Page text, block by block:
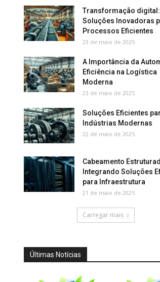
Transformação digital:
Soluções Inovadoras
Processos Eficientes
23 de maio de 2025
A Importância da
Eficiência na Logística
Moderna
23 de maio de 2025
Soluções Eficientes
Indústrias Modernas
22 de maio de 2025
Cabeamento
Integrando Soluções
para Infraestrutura
21 de maio de 2025
Carregar mais
Últimas Notícias